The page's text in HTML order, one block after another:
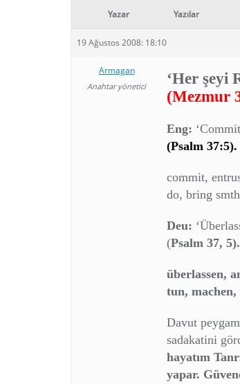
Yazar Yazılar
19 Ağustos 2008: 18:10
Armagan
Anahtar yönetici
‘Her şeyi
(Mezmur
Eng:
(Psalm 37:5).
commit,
do, bring
Deu:
(Psalm 37, 5).
überlassen,
tun,
Davut
sadakatini
hayatım
yapar.